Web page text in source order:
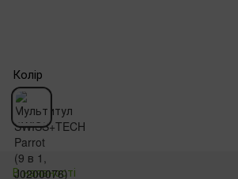
Колір
В наявності